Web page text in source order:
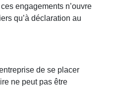
engagements n’ouvre
qu’à déclaration au
de se placer
ne peut pas être